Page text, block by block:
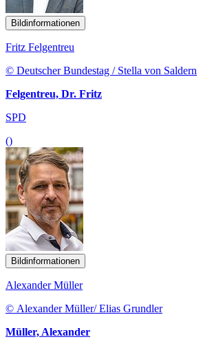
Bildinformationen
Fritz Felgentreu
© Deutscher Bundestag / Stella von Saldern
Felgentreu, Dr. Fritz
SPD
()
Bildinformationen
Alexander Müller
© Alexander Müller/ Elias Grundler
Müller, Alexander